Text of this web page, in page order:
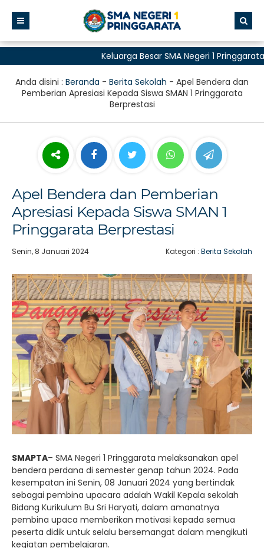
Keluarga Besar SMA Negeri 1
Anda disini : Beranda - Berita Sekolah - Apel Bendera dan
Pemberian Apresiasi Kepada Siswa SMAN 1 Pringgarata
Berprestasi
Apel Bendera dan Pemberian
Apresiasi Kepada Siswa SMAN 1
Pringgarata Berprestasi
Senin, 8 Januari 2024 Kategori : Berita Sekolah
SMAPTA– SMA Negeri 1 Pringgarata melaksanakan apel
bendera perdana di semester genap tahun 2024. Pada
kesempatan ini Senin, 08 Januari 2024 yang bertindak
sebagai pembina upacara adalah Wakil Kepala sekolah
Bidang Kurikulum Bu Sri Haryati, dalam amanatnya
pembina upaca memberikan motivasi kepada semua
peserta didik untuk selalu bersemangat dalam mengikuti
kegiatan pembelajaran.